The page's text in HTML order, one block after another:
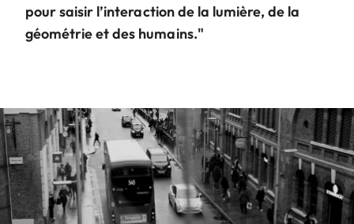
pour saisir l’interaction de la lumière, de la
géométrie et des humains."